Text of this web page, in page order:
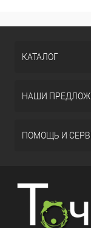
КАТАЛОГ
НАШИ
ПОМОЩЬ И